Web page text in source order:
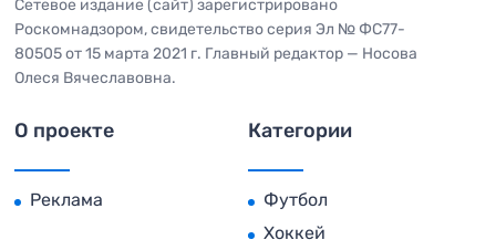
Сетевое издание (сайт) зарегистрировано
Роскомнадзором, свидетельство серия Эл № ФС77-
80505 от 15 марта 2021 г. Главный редактор — Носова
Олеся Вячеславовна.
О проекте
Реклама
Категории
Футбол
Хоккей